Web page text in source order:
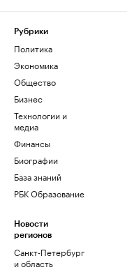
Рубрики
Политика
Экономика
Общество
Бизнес
Технологии и
медиа
Финансы
Биографии
База знаний
РБК Образование
Новости
регионов
Санкт-Петербург
и область